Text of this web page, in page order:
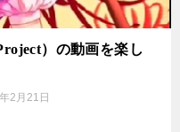
）の動画を楽し
2月21日